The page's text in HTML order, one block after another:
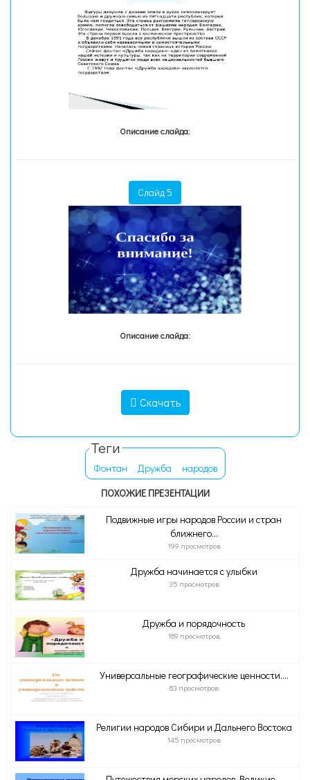
Описание слайда:
Слайд 5
Описание слайда:
Скачать
Теги
Фонтан Дружба
народов
ПОХОЖИЕ ПРЕЗЕНТАЦИИ
Подвижные игры народов России и стран
ближнего...
199 просмотров
Дружба начинается с улыбки
35 просмотров
Дружба и порядочность
189 просмотров
Универсальные географические ценности....
83 просмотров
Религии народов Сибири и Дальнего Востока
145 просмотров